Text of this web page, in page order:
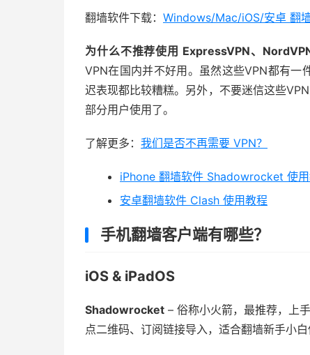
翻墙软件下载： Windows/Mac/iOS/安卓 翻
为什么不推荐使用 ExpressVPN、
VPN在国内并不好用。虽然这些VPN都有一
迟表现都比较糟糕。另外，不要迷信这些
部分用户使用了。
了解更多： 我们是否不再需要 VPN？
iPhone 翻墙软件 Shadowrocket 使
安卓翻墙软件 Clash 使用教程
手机翻墙客户端有哪些？
iOS & iPadOS
Shadowrocket – 俗称小火箭，最推荐，上
点二维码、订阅链接导入，适合翻墙新手小白